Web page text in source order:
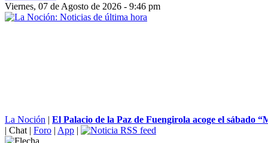
Viernes, 07 de Agosto de 2026 - 9:46 pm
La Noción | El Palacio de la Paz de Fuengirola acoge el sábado
| Chat | Foro | App |